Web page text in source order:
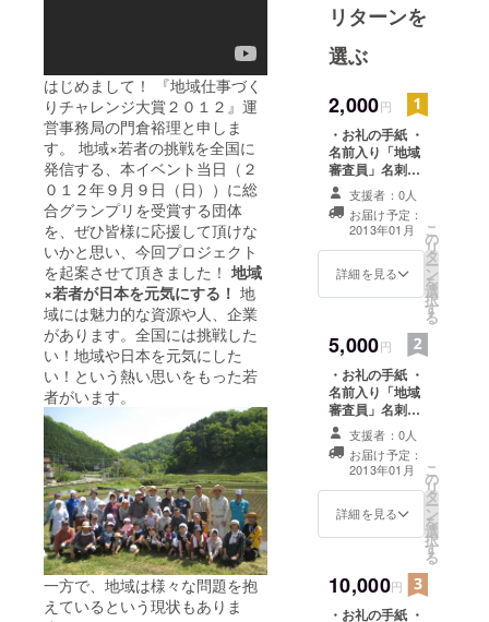
はじめまして！ 『地域仕事づく
りチャレンジ大賞２０１２』運
営事務局の門倉裕理と申しま
す。 地域×若者の挑戦を全国に
発信する、本イベント当日（２
０１２年９月９日（日））に総
合グランプリを受賞する団体
を、ぜひ皆様に応援して頂けな
いかと思い、今回プロジェクト
を起案させて頂きました！ 地域
×若者が日本を元気にする！ 地
域には魅力的な資源や人、企業
があります。全国には挑戦した
い！地域や日本を元気にした
い！という熱い思いをもった若
者がいます。
一方で、地域は様々な問題を抱
えているという現状もありま
ま、若者た
ちが成長・
挑戦できる
舞台づくり
に取り組ん
でいます。
このプロ
ジェクトが
スタートし
てから、こ
れまでに１
８００名を
超える若者
たちが、ベ
ンチャー企
業・地場産
業・中山間
地域・商店
街・伝統工
芸の町・離
島など、日
本の様々な
フィールド
で挑戦をは
じめていま
リターンを
選ぶ
2,000円
・お礼の手紙 ・
名前入り「地域
審査員」名刺
１枚支援者：0人
お届け予定：
2013年01月
詳細を見る
こ
の
リ
タ
ー
ン
を
選
択
す
る
5,000円
・お礼の手紙 ・
名前入り「地域
審査員」名刺
１枚 ・当日パン
フレット １部
支援者：0人
お届け予定：
2013年01月
詳細を見る
こ
の
リ
タ
ー
ン
を
選
択
す
る
10,000円
・お礼の手紙 ・